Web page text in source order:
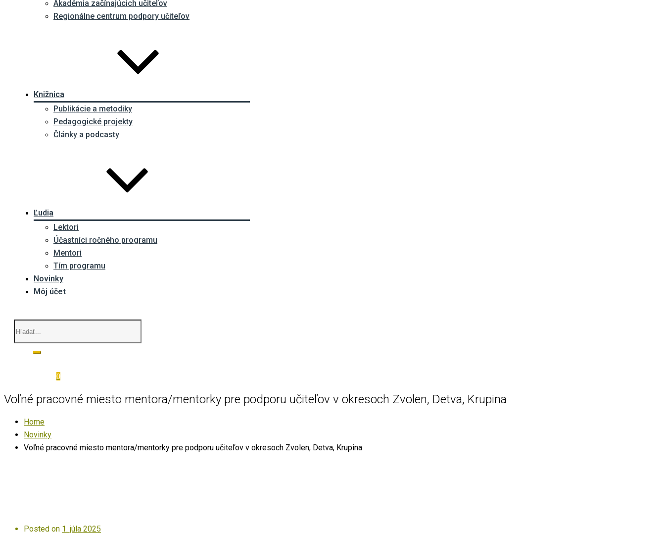
Akadémia začínajúcich učiteľov
Regionálne centrum podpory učiteľov
Knižnica
Publikácie a metodiky
Pedagogické projekty
Články a podcasty
Ľudia
Lektori
Účastníci ročného programu
Mentori
Tím programu
Novinky
Môj účet
0
Voľné pracovné miesto mentora/mentorky pre podporu učiteľov v okresoch Zvolen, Detva, Krupina
Home
Novinky
Voľné pracovné miesto mentora/mentorky pre podporu učiteľov v okresoch Zvolen, Detva, Krupina
Posted on 1. júla 2025